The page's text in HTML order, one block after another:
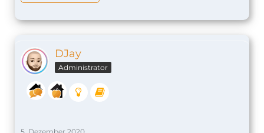
DJay
Administrator